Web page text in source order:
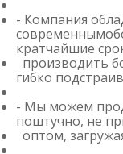
- Компания
кратчайшие
производить
гибко
- Мы можем
поштучно, не
оптом,